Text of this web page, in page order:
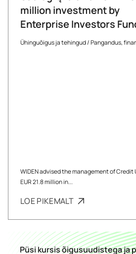
million investment by
Enterprise Investors
Ühinguõigus ja tehingud/Pangandus,
WIDEN advised the management of Credit
EUR 21.8 million in...
LOE PIKEMALT
Püsi kursis õigusuudistega ja